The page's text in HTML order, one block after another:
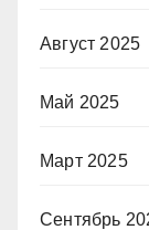
Август 2025
Май 2025
Март 2025
Сентябрь